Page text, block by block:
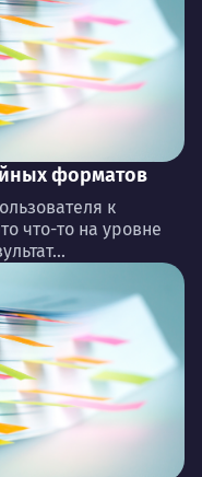
форматов
к
что-то на уровне